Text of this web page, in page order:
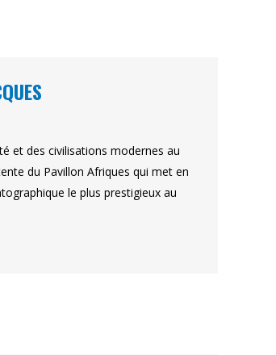
et des civilisations modernes au
du Pavillon Afriques qui met en
le plus prestigieux au